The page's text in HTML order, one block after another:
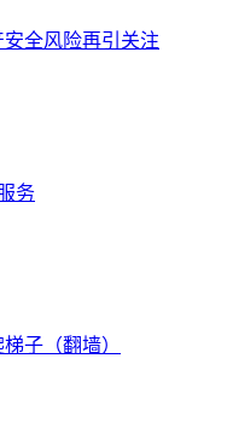
全风险再引关注
务
子（翻墙）